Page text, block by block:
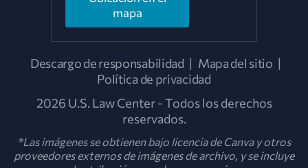
mapa
Descargo de responsabilidad | Mapa del sitio |
Política de privacidad
2026 U.S. Law Center - Todos los derechos
reservados.
*Las imágenes se obtienen bajo licencia de Canva y otros
proveedores externos de imágenes de archivo, y se incluye